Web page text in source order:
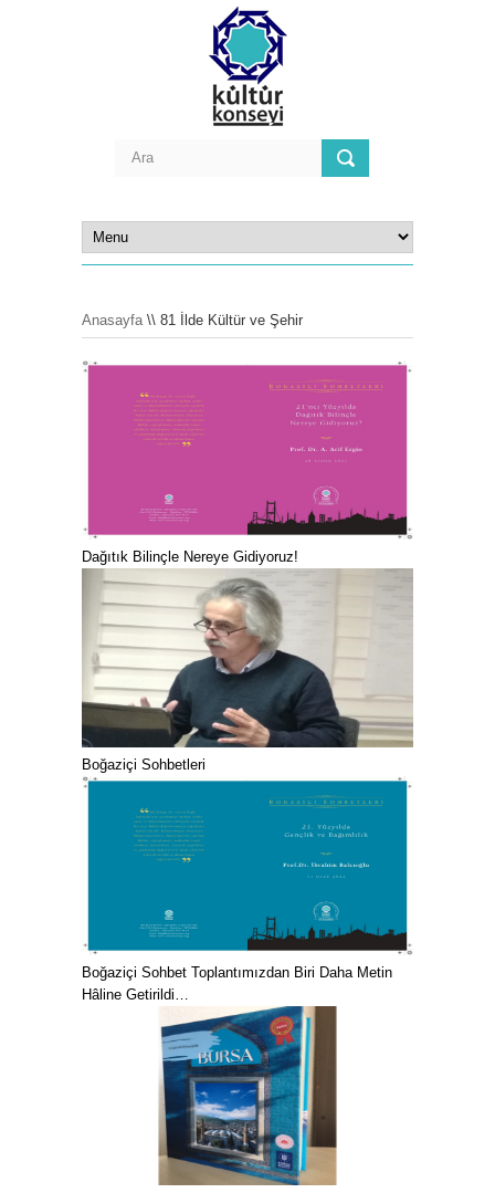
Anasayfa\\ 81 İlde Kültür ve Şehir
Dağıtık Bilinçle Nereye Gidiyoruz!
Boğaziçi Sohbetleri
Boğaziçi Sohbet Toplantımızdan Biri Daha Metin
Hâline Getirildi…